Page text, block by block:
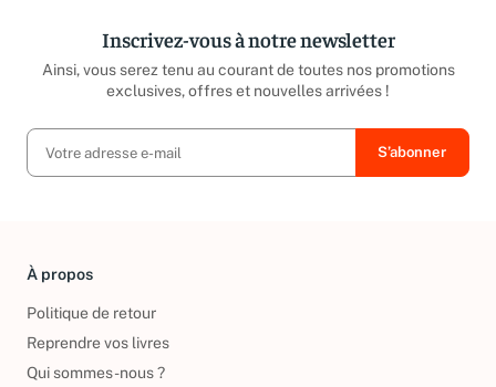
Inscrivez-vous à notre newsletter
Ainsi, vous serez tenu au courant de toutes nos promotions
exclusives, offres et nouvelles arrivées !
À propos
Politique de retour
Reprendre vos livres
Qui sommes-nous ?